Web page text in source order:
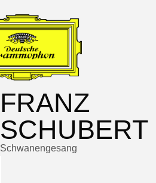
FRANZ
SCHUBERT
Schwanengesang